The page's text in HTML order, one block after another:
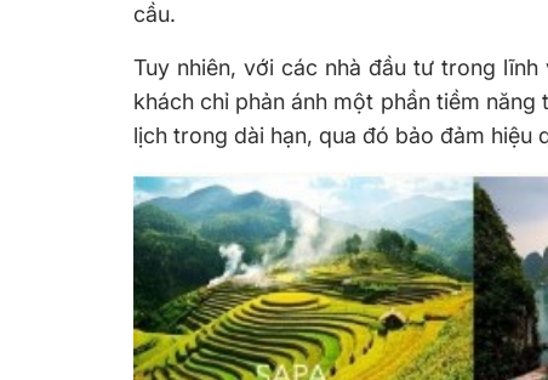
cầu.
Tuy nhiên, với các nhà đầu tư trong
khách chỉ phản ánh một phần tiềm
lịch trong dài hạn, qua đó bảo đảm hiệu